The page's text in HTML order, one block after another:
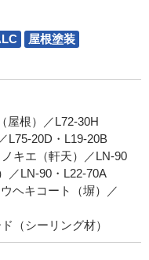
屋根塗装
屋根）／L72-30H
L75-20D・L19-20B
キエ（軒天）／LN-90
／LN-90・L22-70A
ヘキコート（塀）／
（シーリング材）